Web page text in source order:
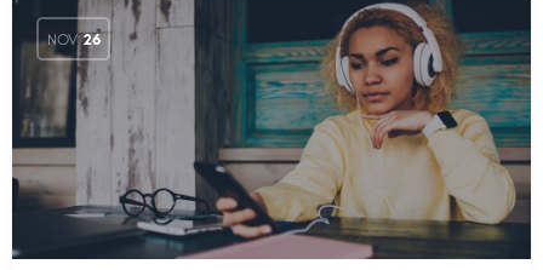
NOV 26